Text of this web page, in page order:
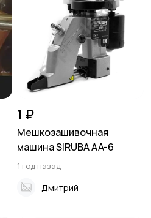
1 ₽
Мешкозашивочная
машина SIRUBA AA-6
1 год назад
Дмитрий